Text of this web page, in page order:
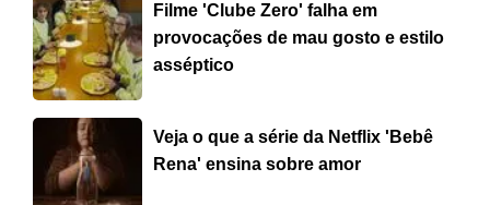
Filme 'Clube Zero' falha em
provocações de mau gosto e estilo
asséptico
Veja o que a série da Netflix 'Bebê
Rena' ensina sobre amor